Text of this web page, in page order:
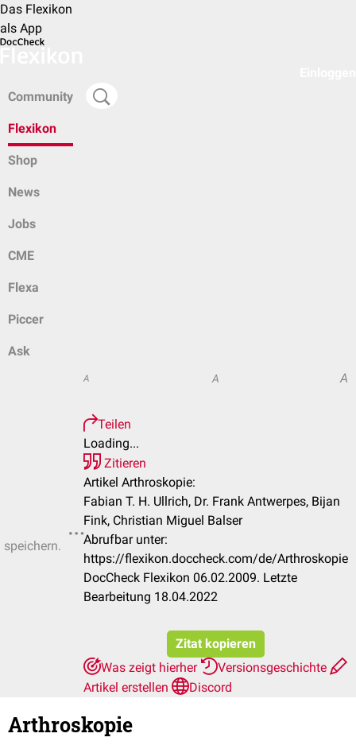
Das Flexikon
als App
Community
Flexikon
Shop
News
Jobs
CME
Flexa
Piccer
Ask
A A A
Teilen
Loading...
Zitieren
Artikel Arthroskopie:
Fabian T. H. Ullrich, Dr. Frank Antwerpes, Bijan
Fink, Christian Miguel Balser
Abrufbar unter:
https://flexikon.doccheck.com/de/Arthroskopie
DocCheck Flexikon 06.02.2009. Letzte
Bearbeitung 18.04.2022
Zitat kopieren
Was zeigt hierher
Versionsgeschichte
Artikel erstellen
Discord
Arthroskopie